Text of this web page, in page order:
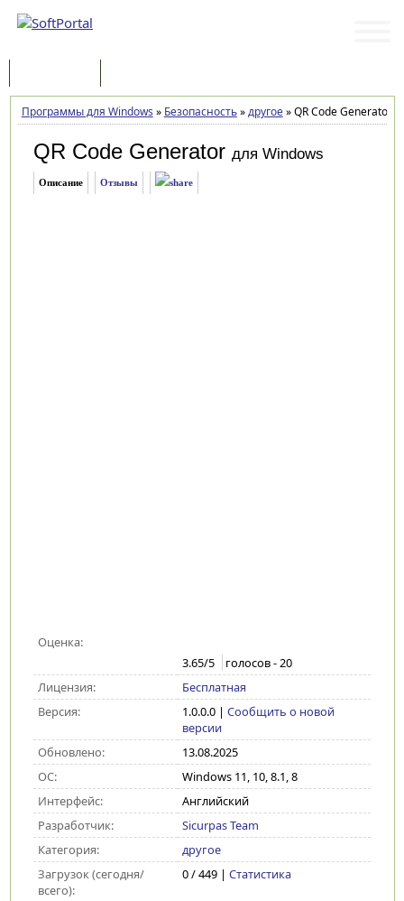
Программы для Windows » Безопасность»другое»QR Code Generator
QR Code Generator для Windows
Описание Отзывы
Оценка:
3.65/5 голосов -20
Лицензия:
Бесплатная
Версия:
1.0.0.0| Сообщить о новой
версии
Обновлено:
13.08.2025
ОС:
Windows 11, 10, 8.1, 8
Интерфейс:
Английский
Разработчик:
Sicurpas Team
Категория:
другое
Загрузок (сегодня/
всего):
0 / 449 | Статистика